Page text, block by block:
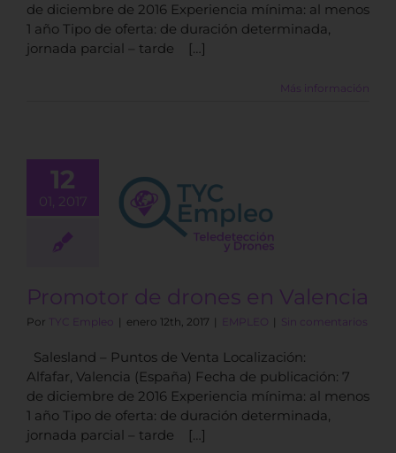
de diciembre de 2016 Experiencia mínima: al menos
1 año Tipo de oferta: de duración determinada,
jornada parcial – tarde […]
Más información
12
01, 2017
de
en
Promotor de drones en Valencia
Por TYC Empleo | enero 12th, 2017 | EMPLEO | Sin comentarios
Salesland – Puntos de Venta Localización:
Alfafar, Valencia (España) Fecha de publicación: 7
de diciembre de 2016 Experiencia mínima: al menos
1 año Tipo de oferta: de duración determinada,
jornada parcial – tarde […]